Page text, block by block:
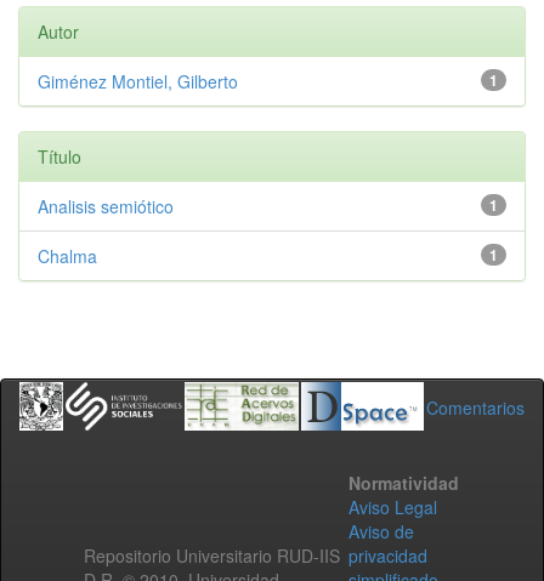
Autor
1
Giménez Montiel, Gilberto
Título
1
Analisis semiótico
1
Chalma
Comentarios
Repositorio Universitario RUD-IIS
Normatividad
Aviso Legal
Aviso de
privacidad